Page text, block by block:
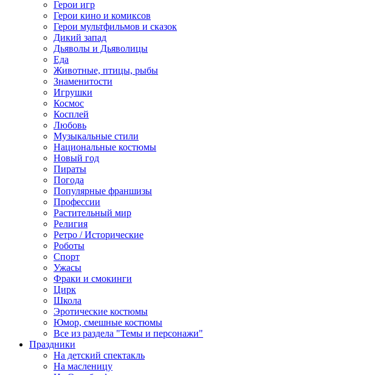
Герои игр
Герои кино и комиксов
Герои мультфильмов и сказок
Дикий запад
Дьяволы и Дьяволицы
Еда
Животные, птицы, рыбы
Знаменитости
Игрушки
Космос
Косплей
Любовь
Музыкальные стили
Национальные костюмы
Новый год
Пираты
Погода
Популярные франшизы
Профессии
Растительный мир
Религия
Ретро / Исторические
Роботы
Спорт
Ужасы
Фраки и смокинги
Цирк
Школа
Эротические костюмы
Юмор, смешные костюмы
Все из раздела "Темы и персонажи"
Праздники
На детский спектакль
На масленицу